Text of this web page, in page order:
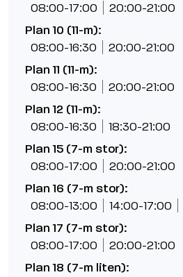
08:00-17:00 20:00-21:00
Plan 10 (11-m):
08:00-16:30 20:00-21:00
Plan 11 (11-m):
08:00-16:30 20:00-21:00
Plan 12 (11-m):
08:00-16:30 18:30-21:00
Plan 15 (7-m stor):
08:00-17:00 20:00-21:00
Plan 16 (7-m stor):
08:00-13:00 14:00-17:00
Plan 17 (7-m stor):
08:00-17:00 20:00-21:00
Plan 18 (7-m liten):